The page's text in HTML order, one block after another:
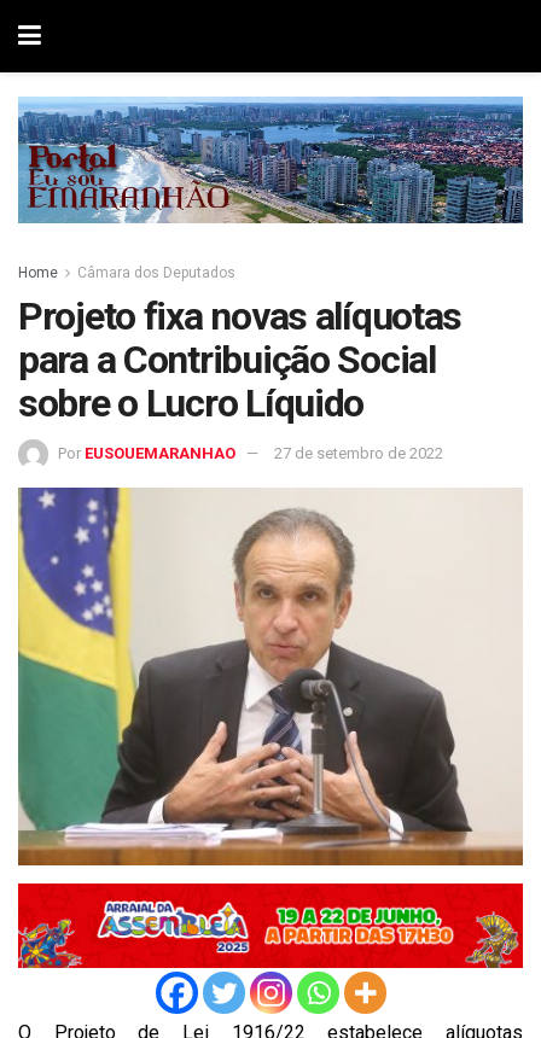
Home Câmara dos Deputados
Projeto fixa novas alíquotas
para a Contribuição Social
sobre o Lucro Líquido
Por EUSOUEMARANHAO 27 de setembro de 2022
O Projeto de Lei 1916/22 estabelece alíquotas